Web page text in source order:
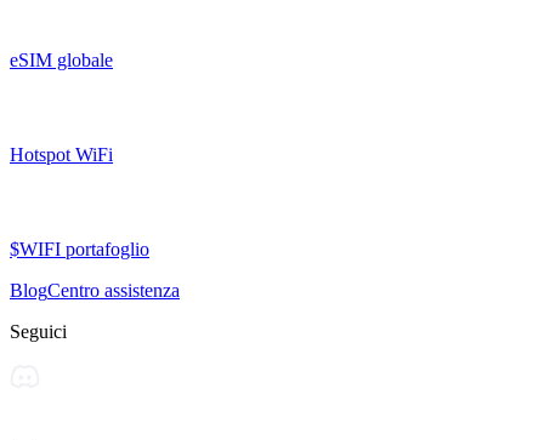
eSIM globale
Hotspot WiFi
$WIFI portafoglio
BlogCentro assistenza
Seguici